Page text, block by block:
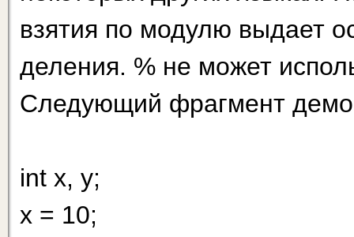
взятия по модулю выдает
деления. % не может
Следующий фрагмент
int х, у;
х = 10;